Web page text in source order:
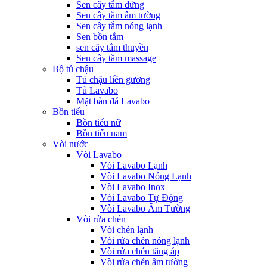
Sen cây tắm đứng
Sen cây tắm âm tường
Sen cây tắm nóng lạnh
Sen bồn tắm
sen cây tắm thuyền
Sen cây tắm massage
Bộ tủ chậu
Tủ chậu liền gương
Tủ Lavabo
Mặt bàn đá Lavabo
Bồn tiểu
Bồn tiểu nữ
Bồn tiểu nam
Vòi nước
Vòi Lavabo
Vòi Lavabo Lạnh
Vòi Lavabo Nóng Lạnh
Vòi Lavabo Inox
Vòi Lavabo Tự Động
Vòi Lavabo Âm Tường
Vòi rửa chén
Vòi chén lạnh
Vòi rửa chén nóng lạnh
Vòi rửa chén tăng áp
Vòi rửa chén âm tường